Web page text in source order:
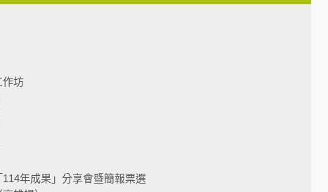
作坊
年成果」分享會暨簡報票選